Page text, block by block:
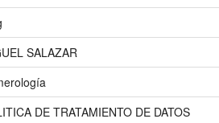
SALAZAR
DE TRATAMIENTO DE DATOS